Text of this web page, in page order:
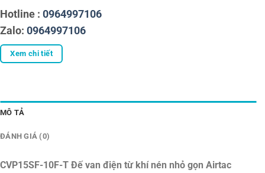
Hotline : 0964997106
Zalo: 0964997106
Xem chi tiết
MÔ TẢ
ĐÁNH GIÁ (0)
CVP15SF-10F-T Đế van điện từ khí nén nhỏ gọn Airtac